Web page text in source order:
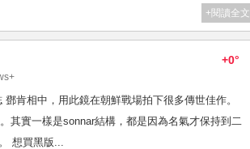
+閱讀全文
+0°
肯相中，用此鏡在朝鮮戰場拍下很多傳世佳作。
其實一樣是sonnar結構，都是因為名氣才保持到二
想買黑版...